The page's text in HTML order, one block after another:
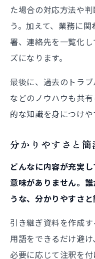
た場合の対応方法や
う。加えて、業務に
署、連絡先を一覧化
ズになります。
最後に、過去のトラ
などのノウハウも共
的な知識を身につけや
分かりやすさと簡
どんなに内容が充実
意味がありません。
うな、分かりやすさと
引き継ぎ資料を作成
用語をできるだけ避け
必要に応じて注釈を付